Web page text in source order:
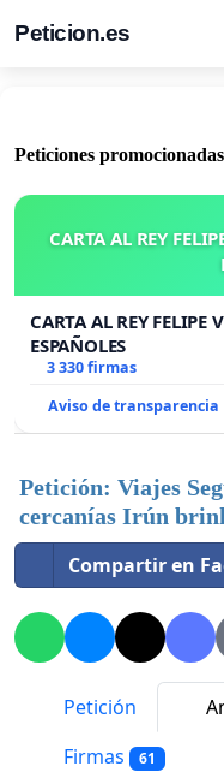
Peticion.es
Peticiones
CARTA AL REY
CARTA AL REY FELIPE
ESPAÑOLES
3 330 firmas
Aviso de transparencia
Petición: Viajes
cercanías Irún
Compartir en
Petición
Firmas 61